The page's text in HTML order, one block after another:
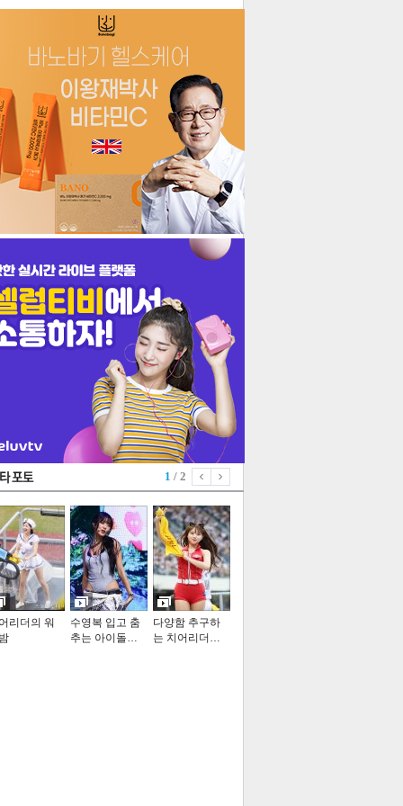
더보기
포토
1 / 2
리더의 워
수영복 입고 춤
추는 아이돌…
다양함 추구하
는 치어리더…